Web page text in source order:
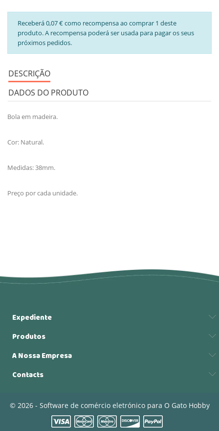
Receberá 0,07 € como recompensa ao comprar 1 deste
produto. A recompensa poderá ser usada para pagar os seus
próximos pedidos.
DESCRIÇÃO
DADOS DO PRODUTO
Bola em madeira.
Cor: Natural.
Medidas: 38mm.
Preço por cada unidade.
Expediente
Produtos
A Nossa Empresa
Contacts
© 2026 - Software de comércio eletrónico para O Gato Hobby